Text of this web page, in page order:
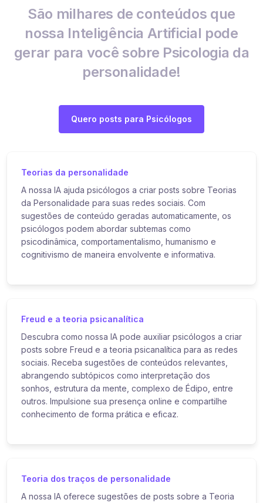
São milhares de conteúdos que
nossa Inteligência Artificial pode
gerar para você sobre Psicologia da
personalidade!
Quero posts para Psicólogos
Teorias da personalidade
A nossa IA ajuda psicólogos a criar posts sobre Teorias
da Personalidade para suas redes sociais. Com
sugestões de conteúdo geradas automaticamente, os
psicólogos podem abordar subtemas como
psicodinâmica, comportamentalismo, humanismo e
cognitivismo de maneira envolvente e informativa.
Freud e a teoria psicanalítica
Descubra como nossa IA pode auxiliar psicólogos a criar
posts sobre Freud e a teoria psicanalítica para as redes
sociais. Receba sugestões de conteúdos relevantes,
abrangendo subtópicos como interpretação dos
sonhos, estrutura da mente, complexo de Édipo, entre
outros. Impulsione sua presença online e compartilhe
conhecimento de forma prática e eficaz.
Teoria dos traços de personalidade
A nossa IA oferece sugestões de posts sobre a Teoria